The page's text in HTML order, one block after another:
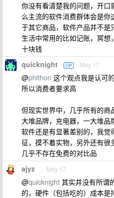
你没有看清楚我的问题，开
么主流的软件消费群体会是
于其它商品，软件产品并不
生活中常用的比如记账，冥
十块钱
quicknight OP May 17
@phithon 这个观点我是认可
所以消费者要求高
但现实世界中，几乎所有的
大堆品牌，充电器，一大堆
软件还是有显著差别的，我
征，摸不着实物，另外还有很
几乎不存在免费的对比品
ajyz May 17
@quicknight 其实并没有所谓
的，硬件（包括吃的）成本